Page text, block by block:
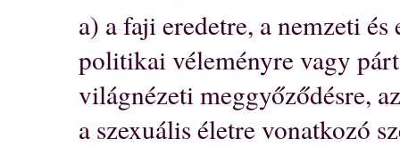
a) a faji eredetre, a nemzeti
politikai véleményre vagy
világnézeti meggyőződésre,
a szexuális életre vonatkozó